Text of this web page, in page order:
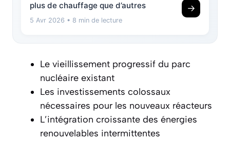
plus de chauffage que d’autres
5 Avr 2026 • 8 min de lecture
→
Le vieillissement progressif du parc
nucléaire existant
Les investissements colossaux
nécessaires pour les nouveaux réacteurs
L’intégration croissante des énergies
renouvelables intermittentes